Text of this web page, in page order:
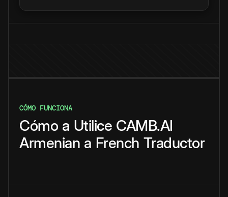
CÓMO FUNCIONA
Cómo a Utilice CAMB.AI
Armenian a French Traductor